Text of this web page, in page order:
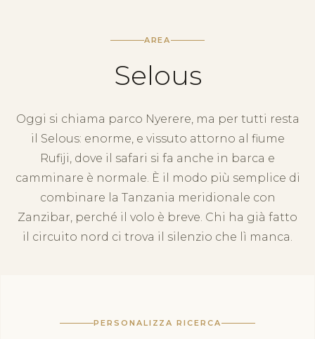
AREA
Selous
Oggi si chiama parco Nyerere, ma per tutti resta
il Selous: enorme, e vissuto attorno al fiume
Rufiji, dove il safari si fa anche in barca e
camminare è normale. È il modo più semplice di
combinare la Tanzania meridionale con
Zanzibar, perché il volo è breve. Chi ha già fatto
il circuito nord ci trova il silenzio che lì manca.
PERSONALIZZA RICERCA